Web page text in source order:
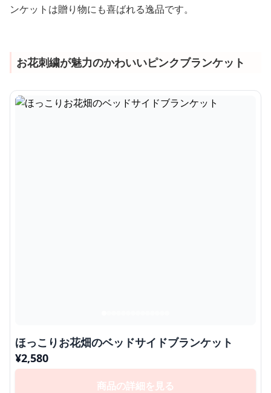
ンケットは贈り物にも喜ばれる逸品です。
お花刺繍が魅力のかわいいピンクブランケット
ほっこりお花畑のベッドサイドブランケット
¥2,580
商品の詳細を見る